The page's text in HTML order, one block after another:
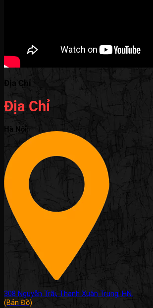
Địa Chỉ
Địa Chỉ
Hà Nội:
308 Nguyễn Trãi, Thanh Xuân Trung, HN.
(Bản Đồ)